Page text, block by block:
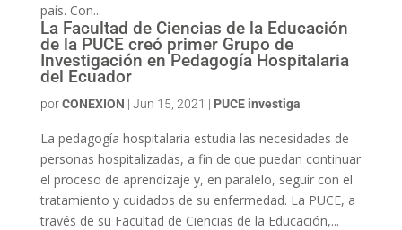
país. Con...
La Facultad de Ciencias de la Educación
de la PUCE creó primer Grupo de
Investigación en Pedagogía Hospitalaria
del Ecuador
porCONEXION | Jun 15, 2021 | PUCE investiga
La pedagogía hospitalaria estudia las necesidades de
personas hospitalizadas, a fin de que puedan continuar
el proceso de aprendizaje y, en paralelo, seguir con el
tratamiento y cuidados de su enfermedad. La PUCE, a
través de su Facultad de Ciencias de la Educación,...